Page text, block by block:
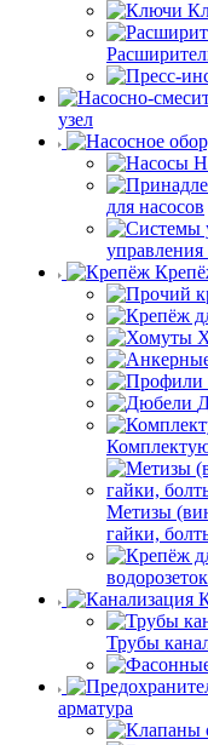
узел
для насосов
управления
Метизы
гайки,
водорозеток
Трубы
арматура